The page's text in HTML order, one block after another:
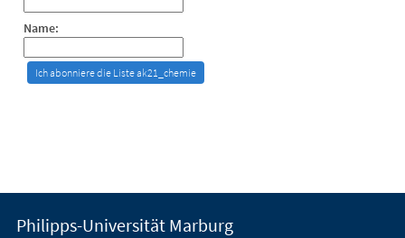
Name:
Kontakt
Philipps-Universität Marburg